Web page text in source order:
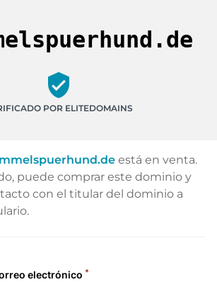
verified_user
POR ELITEDOMAINS
está en venta.
puede comprar este dominio y
con el titular del dominio a